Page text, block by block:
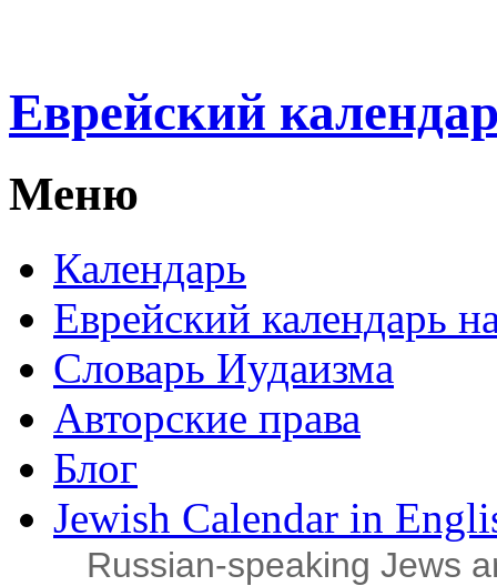
Еврейский
Меню
Календарь
Еврейский календарь
Словарь Иудаизма
Авторские права
Блог
Jewish Calendar in
Russian‑speaking Jews